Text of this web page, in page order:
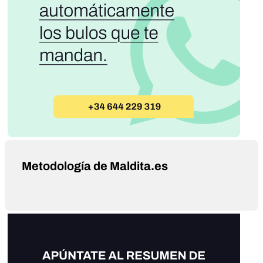
Metodología de Maldita.es